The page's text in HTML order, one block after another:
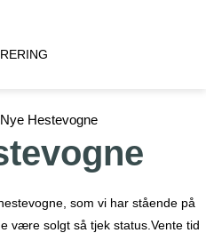
Hestevogne
som vi har stående på
være solgt så tjek status.Vente tid